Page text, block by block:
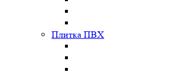
Плитка ПВХ